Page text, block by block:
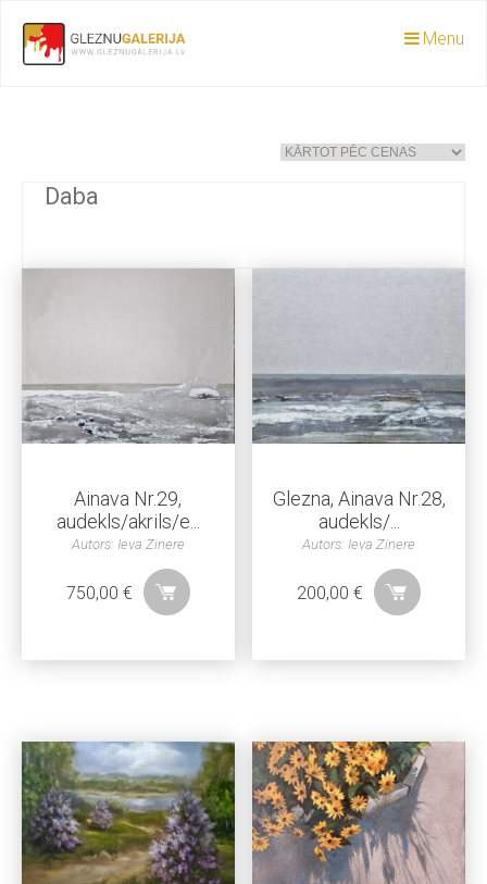
Menu
Daba
Ainava Nr.29,
audekls/akrils/e...
Autors: Ieva Zinere
750,00 €
Glezna, Ainava Nr.28,
audekls/...
Autors: Ieva Zinere
200,00€